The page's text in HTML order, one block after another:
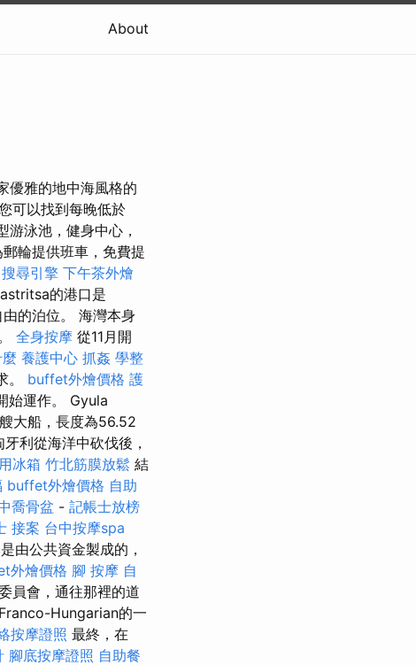
About
優雅的地中海風格的
可以找到每晚低於
游泳池，健身中心，
輪提供班車，免費提
搜尋引擎 下午茶外燴
的港口是
的泊位。 海灣本身
全身按摩 從11月開
養護中心 抓姦 學整
。 buffet外燴價格 護
始運作。 Gyula
大船，長度為56.52
利從海洋中砍伐後，
冰箱 竹北筋膜放鬆 結
buffet外燴價格 自助
喬骨盆 - 記帳士放榜
接案 台中按摩spa
由公共資金製成的，
外燴價格 腳 按摩 自
員會，通往那裡的道
Hungarian的一
按摩證照 最終，在
腳底按摩證照 自助餐